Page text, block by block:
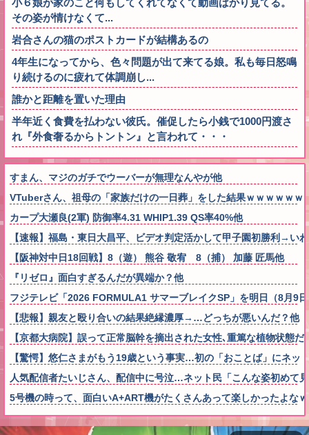
小６娘が家のこと何もしてくれてなくて動画ばかり見てる。
その姿が情けなくて...
岩合さんの猫のポストカードが結構あるの
4年生になってから、色々問題が出て来てる娘。私も毎日怒鳴
り続けるのに疲れて体調崩し...
誰かと距離を置いた理由
半年近く食費を払わない彼氏。催促したら小銭で1000円渡さ
れ『外食奢るからトントン』と言われて・・・
すまん、マジのガチでウーバーが無理なんやが他
VTuberさん、祖母の「家族だけの一日葬」をした結果ｗｗｗｗｗｗ
カープ大瀬良(2軍) 防御率4.31 WHIP1.39 QS率40%他
【速報】福島・東日大昌平、ビデオ判定活かして甲子園初勝利→い
【阪神対中日18回戦】8（遊） 熊谷 敬宥 8（捕） 加藤 匠馬他
『リゼロ』面白すぎるんだが異端か？他
フジテレビ「2026 FORMULA1 サマーブレイクSP」を明日（8月9
【悲報】親友と殴り合いの結果絶縁濃厚→…どっちが悪いんだ？他
【京都大病院】誤って正常脳幹を摘出された女性､重篤な植物状態
【驚愕】悠仁さまがもう19歳という事実…初の「おことば」にネッ
人気配信者たいじさん、配信中に号泣…ネット民「こんな姿初めて
5号機の時って、面白いA+ART機がたくさんあって楽しかったよな